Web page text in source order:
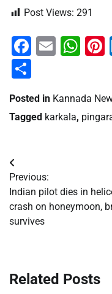
Post Views: 291
Email
Posted in Kannada
Tagged karkala,
Post
navigation
Previous:
Indian pilot dies in
crash on honeymoon,
survives
Related Posts